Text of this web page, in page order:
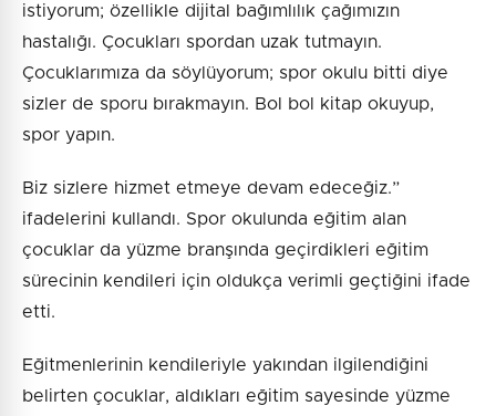
istiyorum; özellikle dijital bağımlılık çağımızın
hastalığı. Çocukları spordan uzak tutmayın.
Çocuklarımıza da söylüyorum; spor okulu bitti diye
sizler de sporu bırakmayın. Bol bol kitap okuyup,
spor yapın.
Biz sizlere hizmet etmeye devam edeceğiz.”
ifadelerini kullandı. Spor okulunda eğitim alan
çocuklar da yüzme branşında geçirdikleri eğitim
sürecinin kendileri için oldukça verimli geçtiğini ifade
etti.
Eğitmenlerinin kendileriyle yakından ilgilendiğini
belirten çocuklar, aldıkları eğitim sayesinde yüzme